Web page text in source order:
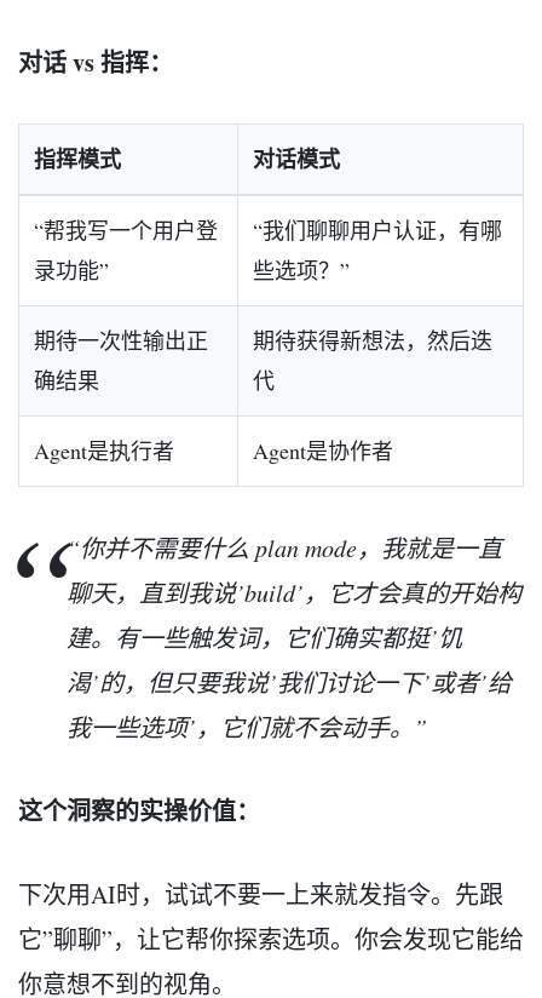
对话 vs 指挥：
指挥模式 对话模式
“帮我写一个用户登
录功能”
“我们聊聊用户认证，有哪
些选项？”
期待一次性输出正
确结果
期待获得新想法，然后迭
代
Agent是执行者 Agent是协作者
“你并不需要什么 plan mode，我就是一直
聊天，直到我说’build’，它才会真的开始构
建。有一些触发词，它们确实都挺’饥
渴’的，但只要我说’我们讨论一下’或者’给
我一些选项’，它们就不会动手。”
这个洞察的实操价值：
下次用AI时，试试不要一上来就发指令。先跟
它”聊聊”，让它帮你探索选项。你会发现它能给
你意想不到的视角。